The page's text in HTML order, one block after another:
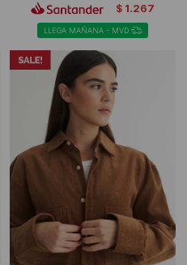
$ 1.267
LLEGA MAÑANA - MVD